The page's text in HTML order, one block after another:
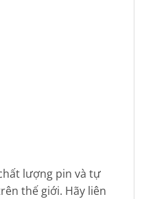
lượng pin và tự
thế giới. Hãy liên